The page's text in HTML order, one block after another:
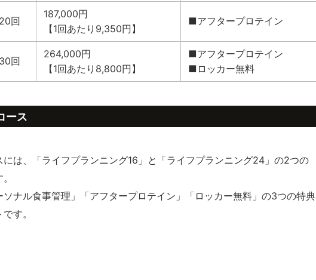
20回
187,000円
【1回あたり9,350円】
■アフタープロテイン
30回
264,000円
【1回あたり8,800円】
■アフタープロテイン
■ロッカー無料
ース
は、「ライフプランニング16」と「ライフプランニング24」の2つの
ナル食事管理」「アフタープロテイン」「ロッカー無料」の3つの特典
す。